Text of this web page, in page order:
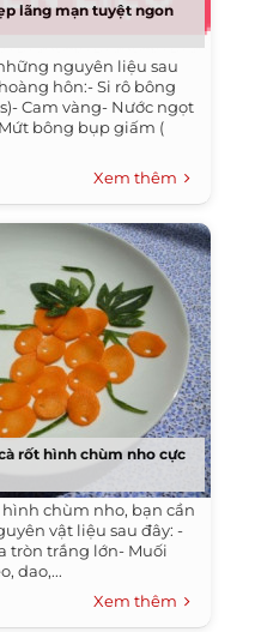
lãng mạn tuyệt ngon
nguyên liệu sau
hôn:- Si rô bông
Cam vàng- Nước ngọt
bông bụp giấm (
Xem thêm
rốt hình chùm nho cực
chùm nho, bạn cần
vật liệu sau đây: -
tròn trắng lớn- Muối
dao,...
Xem thêm